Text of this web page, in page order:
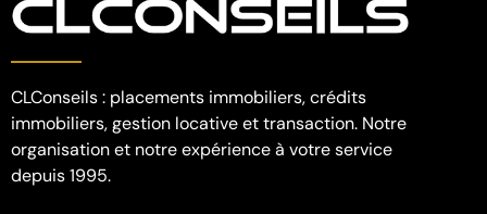
CLConseils : placements immobiliers, crédits
immobiliers, gestion locative et transaction. Notre
organisation et notre expérience à votre service
depuis 1995.